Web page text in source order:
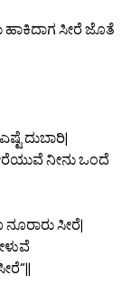
ಹಾಕಿದಾಗ ಸೀರೆ ಜೊತೆ
ದುಬಾರಿ|
ನೀನು ಒಂದೆ
ನೂರಾರು ಸೀರೆ|